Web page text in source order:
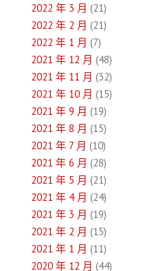
2022 年 3 月 (21)
2022 年 2 月 (21)
2022 年 1 月 (7)
2021 年 12 月 (48)
2021 年 11 月 (32)
2021 年 10 月 (15)
2021 年 9 月 (19)
2021 年 8 月 (15)
2021 年 7 月 (10)
2021 年 6 月 (28)
2021 年 5 月 (21)
2021 年 4 月 (24)
2021 年 3 月 (19)
2021 年 2 月 (15)
2021 年 1 月 (11)
2020 年 12 月 (44)